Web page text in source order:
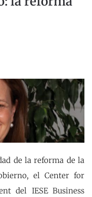
de la reforma de la
el Center for
del IESE Business